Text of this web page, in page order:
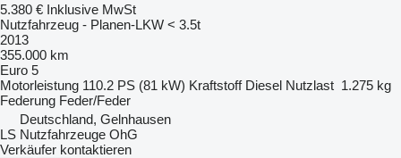
5.380 € Inklusive MwSt
Nutzfahrzeug - Planen-LKW < 3.5t
2013
355.000 km
Euro 5
Motorleistung 110.2 PS (81 kW) Kraftstoff Diesel Nutzlast 1.275 kg
Federung Feder/Feder
Deutschland, Gelnhausen
LS Nutzfahrzeuge OhG
Verkäufer kontaktieren